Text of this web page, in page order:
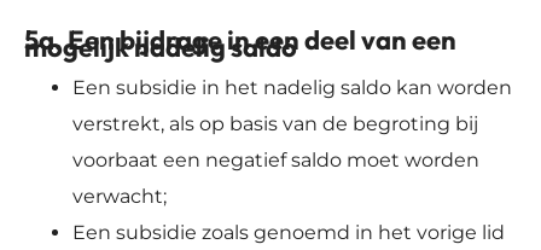
5a. Een bijdrage in een deel van een
mogelijk nadelig saldo
Een subsidie in het nadelig saldo kan worden
verstrekt, als op basis van de begroting bij
voorbaat een negatief saldo moet worden
verwacht;
Een subsidie zoals genoemd in het vorige lid